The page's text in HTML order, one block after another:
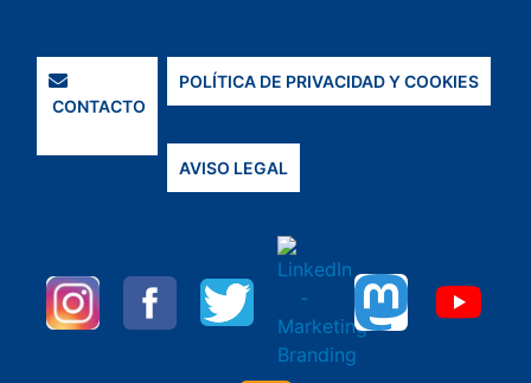
CONTACTO
POLÍTICA DE PRIVACIDAD Y COOKIES
AVISO LEGAL